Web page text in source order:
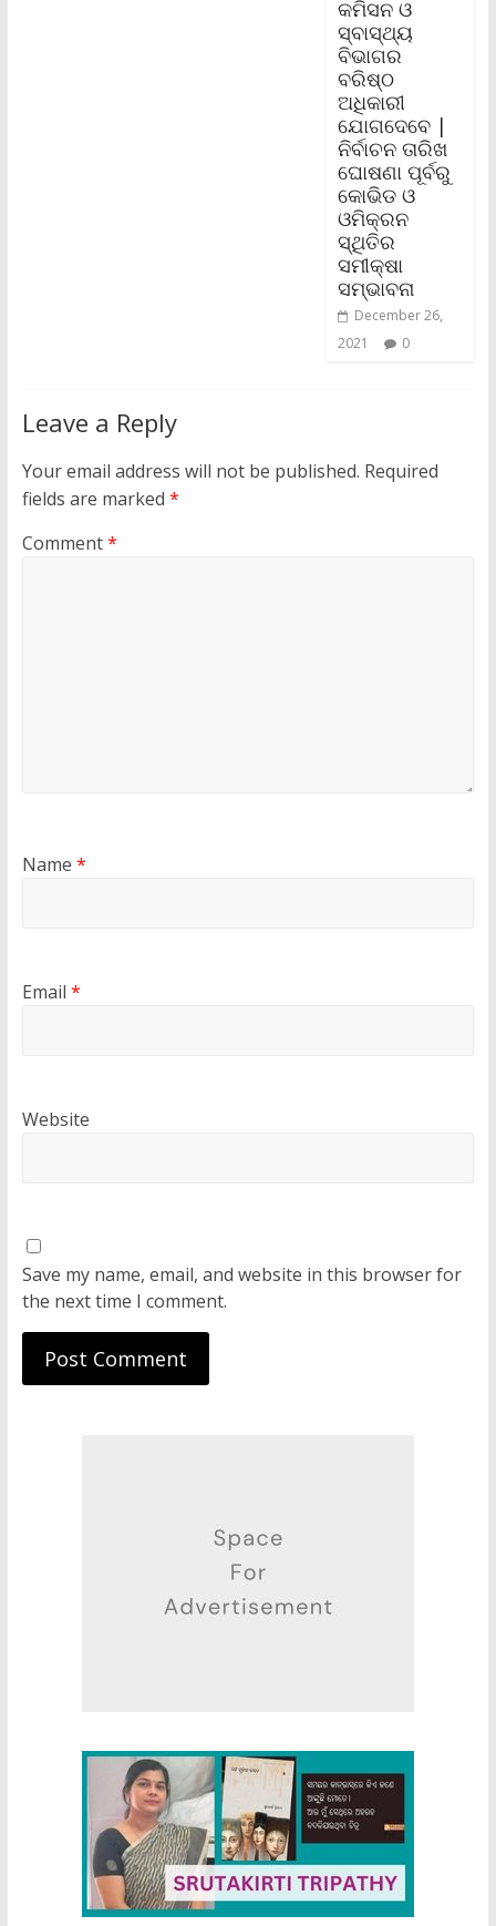
କମିସନ ଓ
ସ୍ବାସ୍ଥ୍ୟ
ବିଭାଗର
ବରିଷ୍ଠ
ଅଧିକାରୀ
ଯୋଗଦେବେ |
ନିର୍ବାଚନ ତାରିଖ
ଘୋଷଣା ପୂର୍ବରୁ
କୋଭିଡ ଓ
ଓମିକ୍ରନ
ସ୍ଥିତିର
ସମୀକ୍ଷା
ସମ୍ଭାବନା
December 26,
2021
0
Leave a Reply
Your email address will not be published. Required
fields are marked *
Comment*
Name *
Email *
Website
Save my name, email, and website in this browser for
the next time I comment.